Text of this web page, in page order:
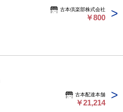
古本倶楽部株式会社
￥800
古本配達本舗
￥21,214